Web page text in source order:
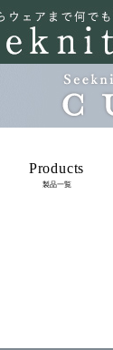
Products
製品一覧